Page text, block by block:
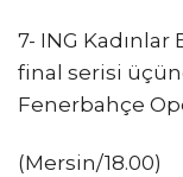
7- ING
final serisi
Fenerbahçe
(Mersin/18.00)